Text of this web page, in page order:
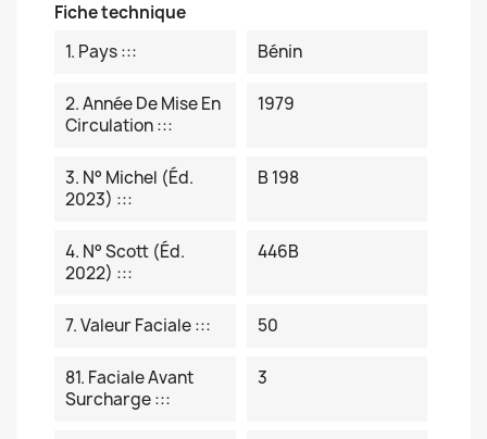
Fiche technique
1. Pays :::
Bénin
2. Année De Mise En
Circulation :::
1979
3. N° Michel (éd.
2023) :::
B 198
4. N° Scott (éd.
2022) :::
446B
7. Valeur Faciale ::: 50
81. Faciale Avant
Surcharge :::
3